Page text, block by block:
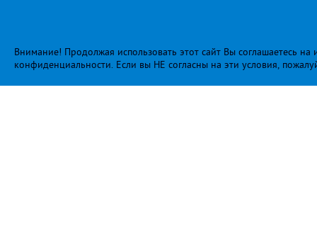
Внимание! Продолжая использовать этот сайт Вы соглашаетесь
конфиденциальности. Если вы НЕ согласны на эти условия,